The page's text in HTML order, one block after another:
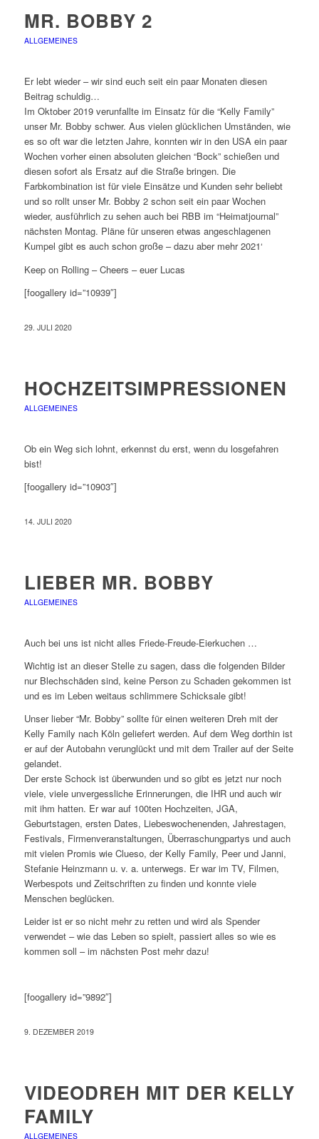
MR. BOBBY 2
ALLGEMEINES
Er lebt wieder – wir sind euch seit ein paar Monaten diesen
Beitrag schuldig…
Im Oktober 2019 verunfallte im Einsatz für die “Kelly Family”
unser Mr. Bobby schwer. Aus vielen glücklichen Umständen, wie
es so oft war die letzten Jahre, konnten wir in den USA ein paar
Wochen vorher einen absoluten gleichen “Bock” schießen und
diesen sofort als Ersatz auf die Straße bringen. Die
Farbkombination ist für viele Einsätze und Kunden sehr beliebt
und so rollt unser Mr. Bobby 2 schon seit ein paar Wochen
wieder, ausführlich zu sehen auch bei RBB im “Heimatjournal”
nächsten Montag. Pläne für unseren etwas angeschlagenen
Kumpel gibt es auch schon große – dazu aber mehr 2021‘
Keep on Rolling – Cheers – euer Lucas
[foogallery id=”10939″]
29. JULI 2020
HOCHZEITSIMPRESSIONEN
ALLGEMEINES
Ob ein Weg sich lohnt, erkennst du erst, wenn du losgefahren
bist!
[foogallery id=”10903″]
14. JULI 2020
LIEBER MR. BOBBY
ALLGEMEINES
Auch bei uns ist nicht alles Friede-Freude-Eierkuchen …
Wichtig ist an dieser Stelle zu sagen, dass die folgenden Bilder
nur Blechschäden sind, keine Person zu Schaden gekommen ist
und es im Leben weitaus schlimmere Schicksale gibt!
Unser lieber “Mr. Bobby” sollte für einen weiteren Dreh mit der
Kelly Family nach Köln geliefert werden. Auf dem Weg dorthin ist
er auf der Autobahn verunglückt und mit dem Trailer auf der Seite
gelandet.
Der erste Schock ist überwunden und so gibt es jetzt nur noch
viele, viele unvergessliche Erinnerungen, die IHR und auch wir
mit ihm hatten. Er war auf 100ten Hochzeiten, JGA,
Geburtstagen, ersten Dates, Liebeswochenenden, Jahrestagen,
Festivals, Firmenveranstaltungen, Überraschungpartys und auch
mit vielen Promis wie Clueso, der Kelly Family, Peer und Janni,
Stefanie Heinzmann u. v. a. unterwegs. Er war im TV, Filmen,
Werbespots und Zeitschriften zu finden und konnte viele
Menschen beglücken.
Leider ist er so nicht mehr zu retten und wird als Spender
verwendet – wie das Leben so spielt, passiert alles so wie es
kommen soll – im nächsten Post mehr dazu!
[foogallery id=”9892″]
9. DEZEMBER 2019
VIDEODREH MIT DER KELLY
FAMILY
ALLGEMEINES